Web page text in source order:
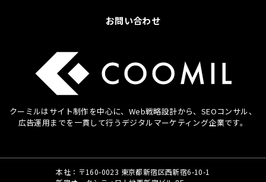
お問い合わせ
クーミルはサイト制作を中心に、Web戦略設計から、SEOコンサル、
広告運用までを一貫して行うデジタルマーケティング企業です。
本社：〒160-0023 東京都新宿区西新宿6-10-1